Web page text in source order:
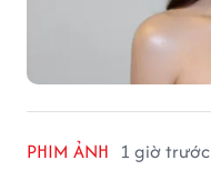
PHIM ẢNH 1 giờ trước